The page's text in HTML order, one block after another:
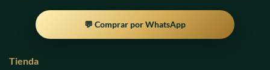
💬 Comprar por WhatsApp
Tienda